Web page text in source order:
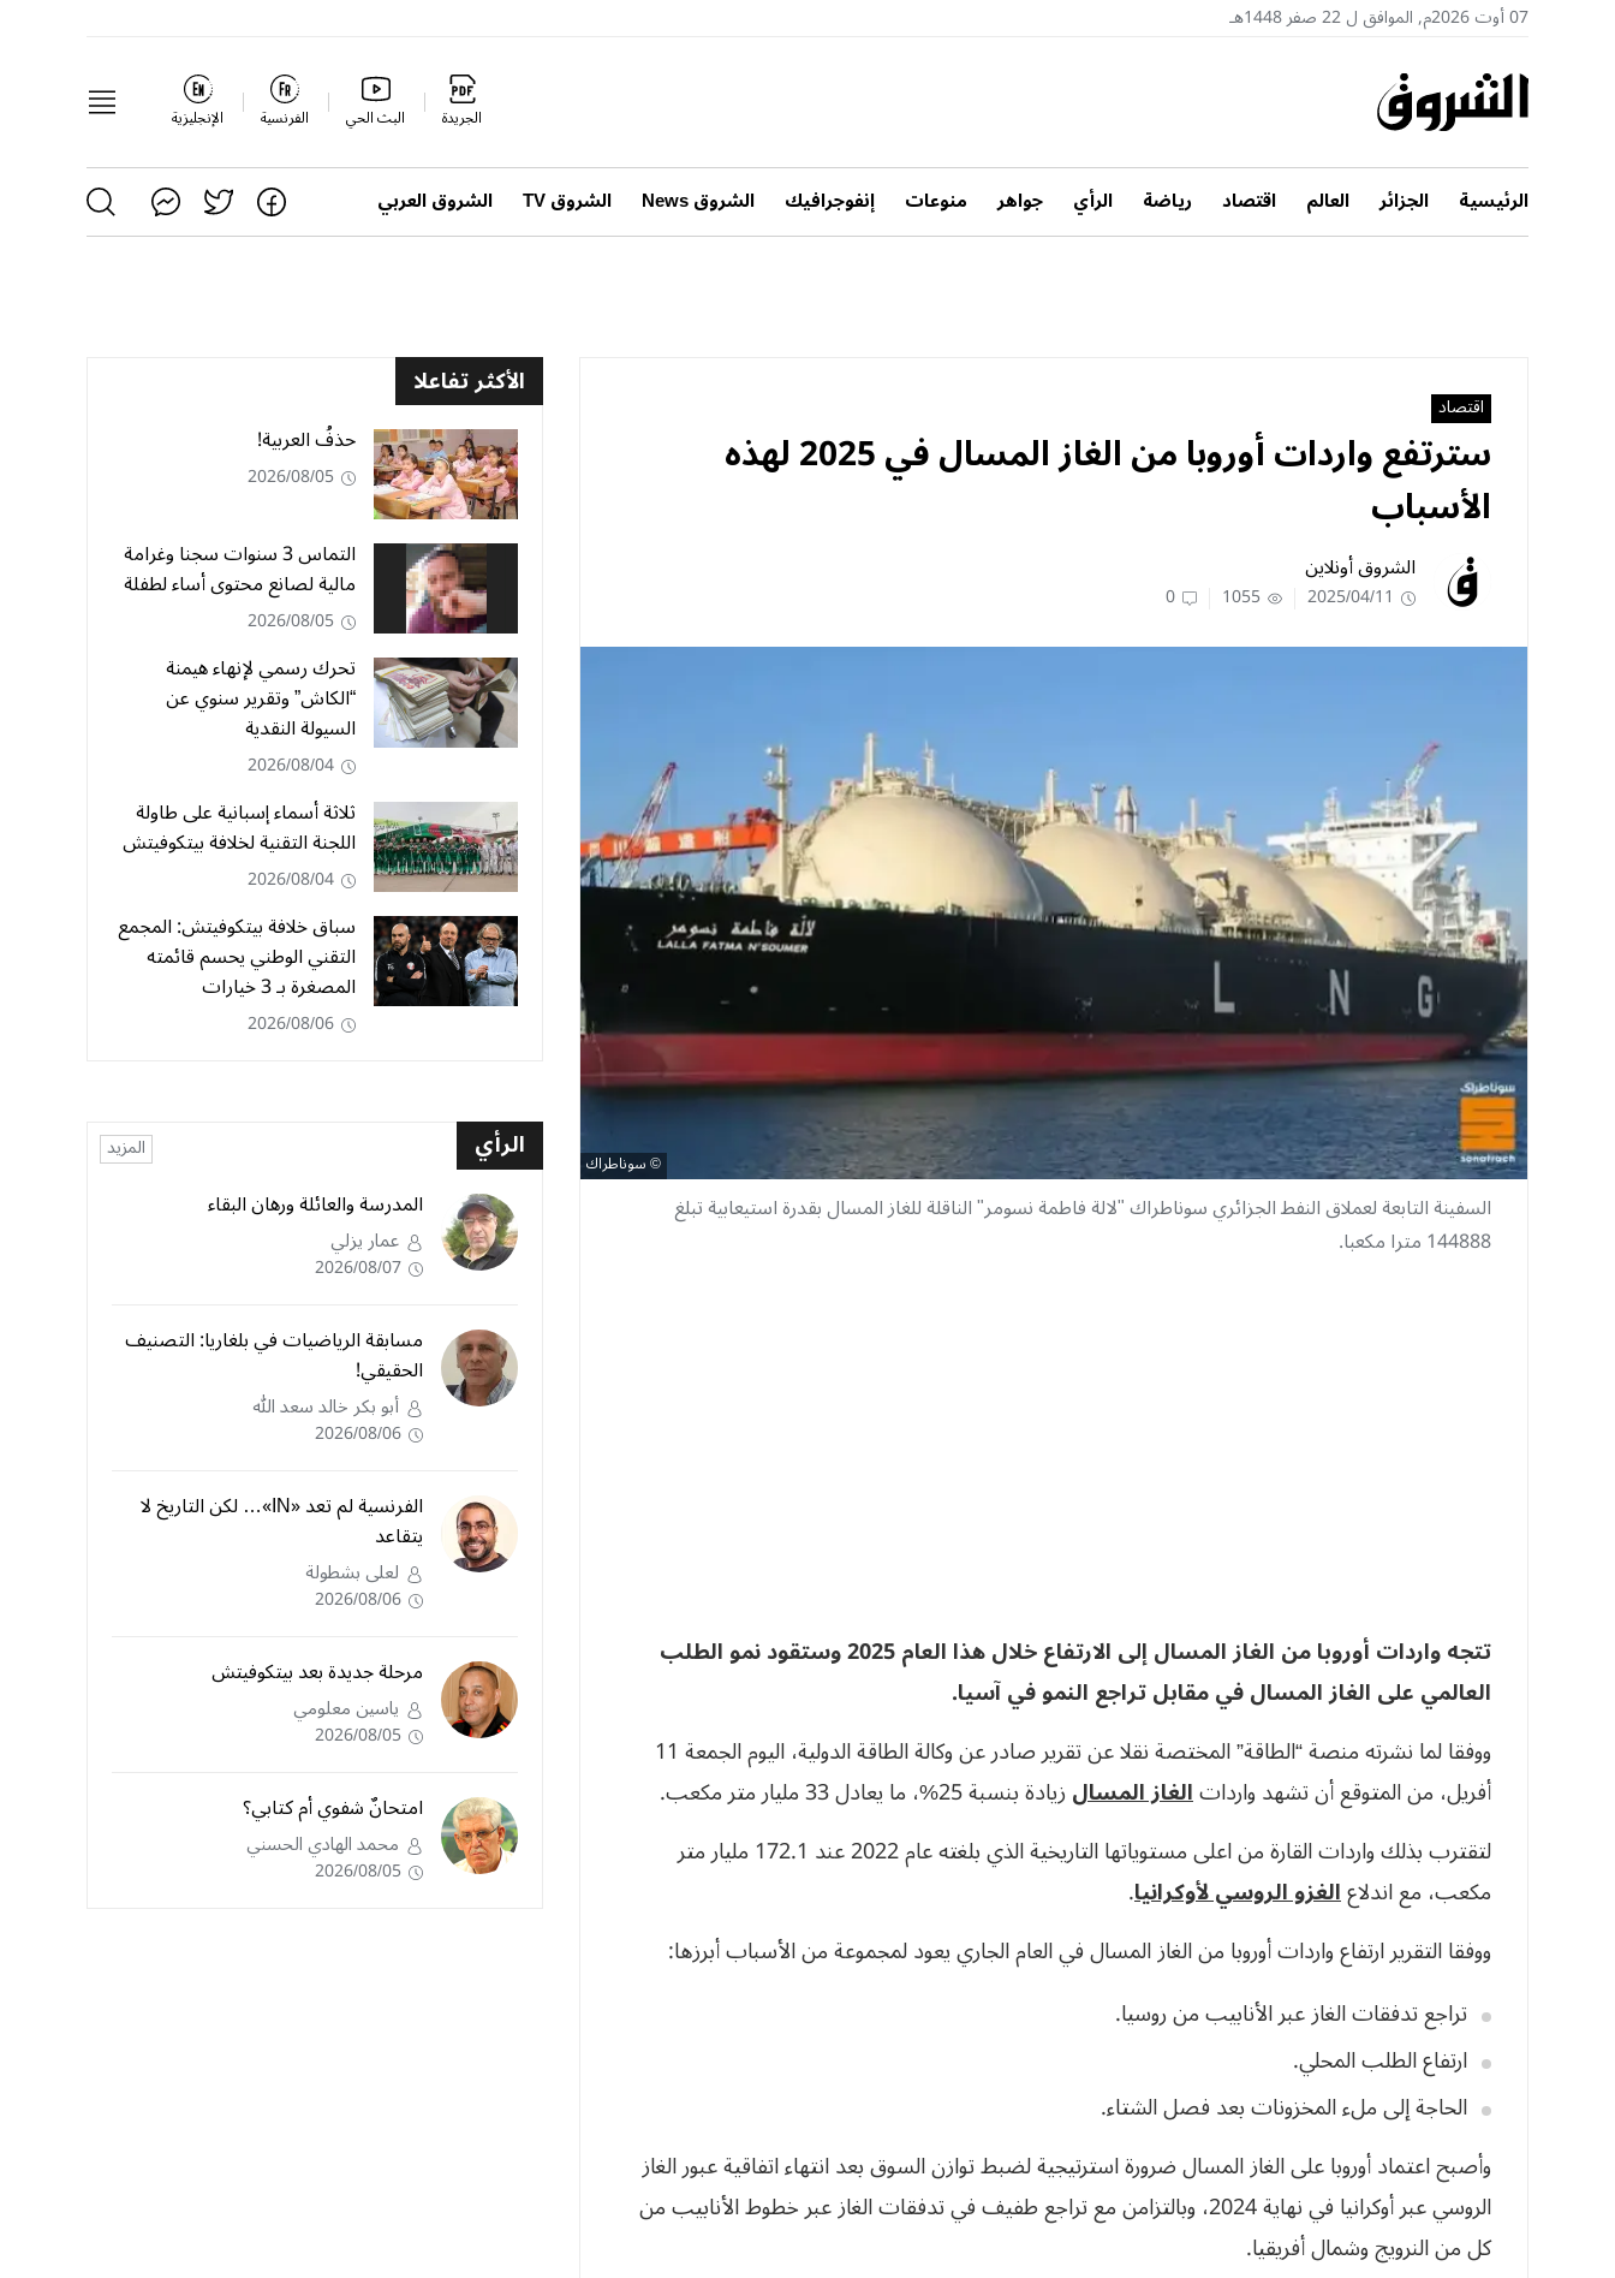
07 أوت 2026م, الموافق ل 22 صفر 1448هـ
الجريدة البث الحي الفرنسية الإنجليزية
الرئيسية الجزائر العالم اقتصاد رياضة الرأي جواهر منوعات إنفوجرافيك الشروق News الشروق TV الشروق العربي
اقتصاد
سترتفع واردات أوروبا من الغاز المسال في 2025 لهذه
الأسباب
الشروق أونلاين
2025/04/11
1055
0
سوناطراك
السفينة التابعة لعملاق النفط الجزائري سوناطراك "لالة فاطمة نسومر" الناقلة للغاز المسال بقدرة استيعابية تبلغ
144888 مترا مكعبا.
تتجه واردات أوروبا من الغاز المسال إلى الارتفاع خلال هذا العام 2025 وستقود نمو الطلب
العالمي على الغاز المسال في مقابل تراجع النمو في آسيا.
ووفقا لما نشرته منصة “الطاقة” المختصة نقلا عن تقرير صادر عن وكالة الطاقة الدولية، اليوم الجمعة 11
أفريل، من المتوقع أن تشهد وارداتالغاز المسالزيادة بنسبة 25%، ما يعادل 33 مليار متر مكعب.
لتقترب بذلك واردات القارة من اعلى مستوياتها التاريخية الذي بلغته عام 2022 عند 172.1 مليار متر
مكعب، مع اندلاعالغزو الروسي لأوكرانيا.
ووفقا التقرير ارتفاع واردات أوروبا من الغاز المسال في العام الجاري يعود لمجموعة من الأسباب أبرزها:
تراجع تدفقات الغاز عبر الأنابيب من روسيا.
ارتفاع الطلب المحلي.
الحاجة إلى ملء المخزونات بعد فصل الشتاء.
وأصبح اعتماد أوروبا على الغاز المسال ضرورة استرتيجية لضبط توازن السوق بعد انتهاء اتفاقية عبور الغاز
الروسي عبر أوكرانيا في نهاية 2024، وبالتزامن مع تراجع طفيف في تدفقات الغاز عبر خطوط الأنابيب من
كل من النرويج وشمال أفريقيا.
الأكثر تفاعلا
حذفُ العربية!
2026/08/05
التماس 3 سنوات سجنا وغرامة
مالية لصانع محتوى أساء لطفلة
2026/08/05
تحرك رسمي لإنهاء هيمنة
“الكاش” وتقرير سنوي عن
السيولة النقدية
2026/08/04
ثلاثة أسماء إسبانية على طاولة
اللجنة التقنية لخلافة بيتكوفيتش
2026/08/04
سباق خلافة بيتكوفيتش: المجمع
التقني الوطني يحسم قائمته
المصغرة بـ 3 خيارات
2026/08/06
الرأي المزيد
المدرسة والعائلة ورهان البقاء
عمار يزلي
2026/08/07
مسابقة الرياضيات في بلغاريا: التصنيف
الحقيقي!
أبو بكر خالد سعد الله
2026/08/06
الفرنسية لم تعد «IN»… لكن التاريخ لا
يتقاعد
لعلى بشطولة
2026/08/06
مرحلة جديدة بعد بيتكوفيتش
ياسين معلومي
2026/08/05
امتحانٌ شفوي أم كتابي؟
محمد الهادي الحسني
2026/08/05